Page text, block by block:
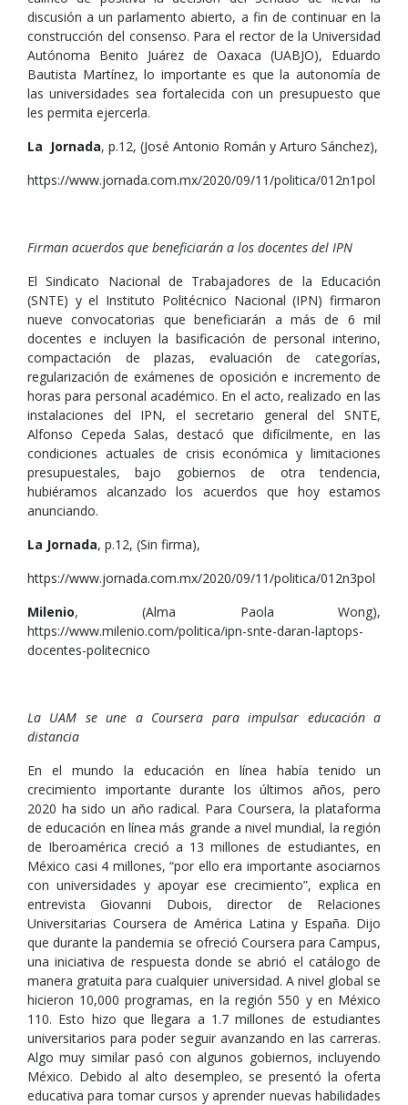
discusión a un parlamento abierto, a fin de continuar en la
construcción del consenso. Para el rector de la Universidad
Autónoma Benito Juárez de Oaxaca (UABJO), Eduardo
Bautista Martínez, lo importante es que la autonomía de
las universidades sea fortalecida con un presupuesto que
les permita ejercerla.
La Jornada, p.12, (José Antonio Román y Arturo Sánchez),
https://www.jornada.com.mx/2020/09/11/politica/012n1pol
Firman acuerdos que beneficiarán a los docentes del IPN
El Sindicato Nacional de Trabajadores de la Educación
(SNTE) y el Instituto Politécnico Nacional (IPN) firmaron
nueve convocatorias que beneficiarán a más de 6 mil
docentes e incluyen la basificación de personal interino,
compactación de plazas, evaluación de categorías,
regularización de exámenes de oposición e incremento de
horas para personal académico. En el acto, realizado en las
instalaciones del IPN, el secretario general del SNTE,
Alfonso Cepeda Salas, destacó que difícilmente, en las
condiciones actuales de crisis económica y limitaciones
presupuestales, bajo gobiernos de otra tendencia,
hubiéramos alcanzado los acuerdos que hoy estamos
anunciando.
La Jornada, p.12, (Sin firma),
https://www.jornada.com.mx/2020/09/11/politica/012n3pol
Milenio, (Alma Paola Wong),
https://www.milenio.com/politica/ipn-snte-daran-laptops-
docentes-politecnico
La UAM se une a Coursera para impulsar educación a
distancia
En el mundo la educación en línea había tenido un
crecimiento importante durante los últimos años, pero
2020 ha sido un año radical. Para Coursera, la plataforma
de educación en línea más grande a nivel mundial, la región
de Iberoamérica creció a 13 millones de estudiantes, en
México casi 4 millones, “por ello era importante asociarnos
con universidades y apoyar ese crecimiento”, explica en
entrevista Giovanni Dubois, director de Relaciones
Universitarias Coursera de América Latina y España. Dijo
que durante la pandemia se ofreció Coursera para Campus,
una iniciativa de respuesta donde se abrió el catálogo de
manera gratuita para cualquier universidad. A nivel global se
hicieron 10,000 programas, en la región 550 y en México
110. Esto hizo que llegara a 1.7 millones de estudiantes
universitarios para poder seguir avanzando en las carreras.
Algo muy similar pasó con algunos gobiernos, incluyendo
México. Debido al alto desempleo, se presentó la oferta
educativa para tomar cursos y aprender nuevas habilidades